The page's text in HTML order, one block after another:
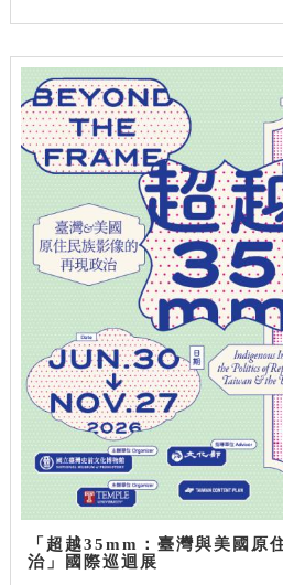
「超越35mm：臺灣與美國原
治」國際巡迴展